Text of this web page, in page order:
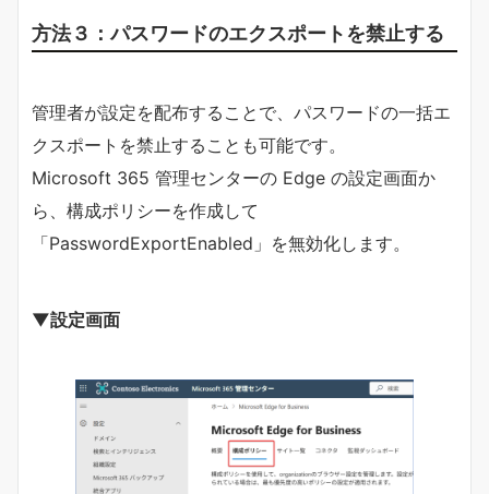
方法３：パスワードのエクスポートを禁止する
管理者が設定を配布することで、パスワードの一括エ
クスポートを禁止することも可能です。
Microsoft 365 管理センターの Edge の設定画面か
ら、構成ポリシーを作成して
「PasswordExportEnabled」を無効化します。
▼設定画面